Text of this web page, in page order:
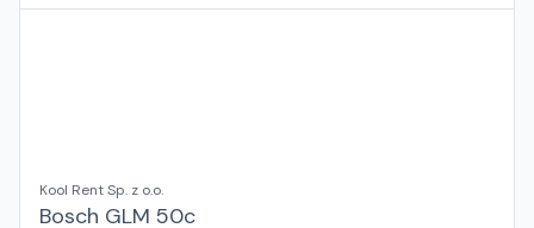
Kool Rent Sp. z o.o.
Bosch GLM 50c